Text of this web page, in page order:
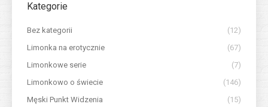
Kategorie
Bez kategorii
(12)
Limonka na erotycznie
(67)
Limonkowe serie
(7)
Limonkowo o świecie
(146)
Męski Punkt Widzenia
(15)